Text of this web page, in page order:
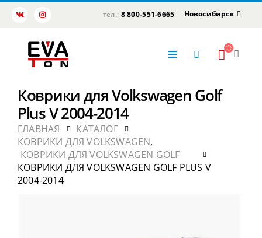
тел.: 8 800-551-6665 Новосибирск
Коврики для Volkswagen Golf
Plus V 2004-2014
ГЛАВНАЯ
КАТАЛОГ
КОВРИКИ ДЛЯ VOLKSWAGEN,
КОВРИКИ ДЛЯ VOLKSWAGEN GOLF
КОВРИКИ ДЛЯ VOLKSWAGEN GOLF PLUS V
2004-2014